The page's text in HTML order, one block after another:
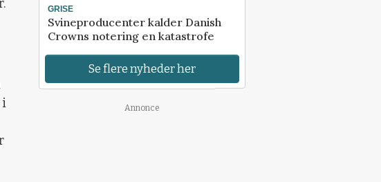
i
GRISE
Svineproducenter kalder Danish
Crowns notering en katastrofe
Se flere nyheder her
Annonce